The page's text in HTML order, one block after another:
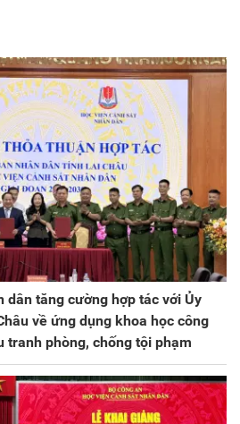
dân tăng cường hợp tác với Ủy
về ứng dụng khoa học công
tranh phòng, chống tội phạm